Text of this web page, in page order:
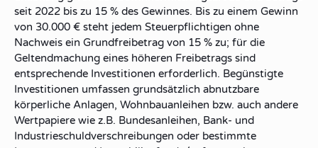
seit 2022 bis zu 15 % des Gewinnes. Bis zu einem Gewinn
von 30.000 € steht jedem Steuerpflichtigen ohne
Nachweis ein Grundfreibetrag von 15 % zu; für die
Geltendmachung eines höheren Freibetrags sind
entsprechende Investitionen erforderlich. Begünstigte
Investitionen umfassen grundsätzlich abnutzbare
körperliche Anlagen, Wohnbauanleihen bzw. auch andere
Wertpapiere wie z.B. Bundesanleihen, Bank- und
Industrieschuldverschreibungen oder bestimmte